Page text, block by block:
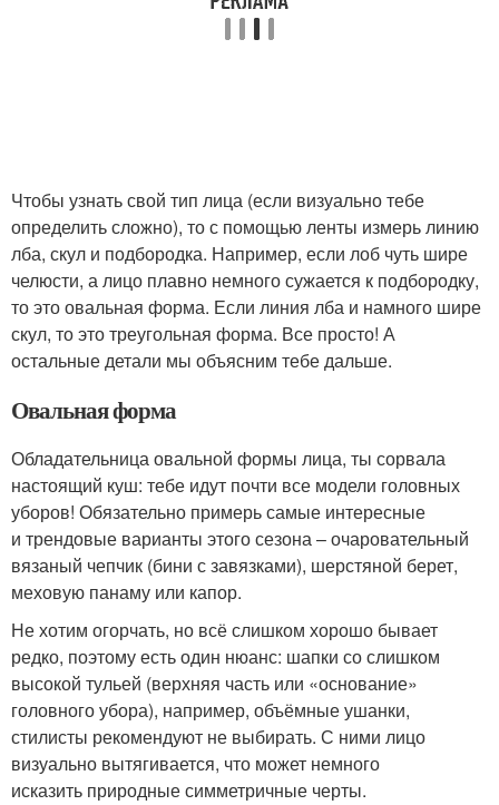
Чтобы узнать свой тип лица (если визуально тебе
определить сложно), то с помощью ленты измерь линию
лба, скул и подбородка. Например, если лоб чуть шире
челюсти, а лицо плавно немного сужается к подбородку,
то это овальная форма. Если линия лба и намного шире
скул, то это треугольная форма. Все просто! А
остальные детали мы объясним тебе дальше.
Овальная форма
Обладательница овальной формы лица, ты сорвала
настоящий куш: тебе идут почти все модели головных
уборов! Обязательно примерь самые интересные
и трендовые варианты этого сезона – очаровательный
вязаный чепчик (бини с завязками), шерстяной берет,
меховую панаму или капор.
Не хотим огорчать, но всё слишком хорошо бывает
редко, поэтому есть один нюанс: шапки со слишком
высокой тульей (верхняя часть или «основание»
головного убора), например, объёмные ушанки,
стилисты рекомендуют не выбирать. С ними лицо
визуально вытягивается, что может немного
исказить природные симметричные черты.